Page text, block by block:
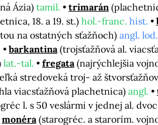
Ázia)tamil. trimarán
18. a 19. st.) hol.-franc. hist.
na ostatných sťažňoch) angl. lod.
barkantina (trojsťažňová al.
lat.-tal. fregata (najrýchlejšia
stredoveká troj- až
viacsťažňová plachetnica) angl.
l. s 50 veslármi v jednej al.
monéra (starogréc. a starorím.